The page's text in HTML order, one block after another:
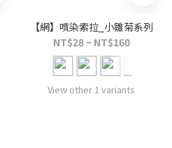
【網】噴染索拉_小雛菊系列
NT$28 ~ NT$160
View other 1 variants